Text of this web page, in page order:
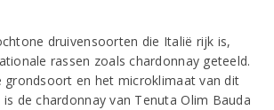
druivensoorten die Italië rijk is,
rassen zoals chardonnay geteeld.
grondsoort en het microklimaat van dit
de chardonnay van Tenuta Olim Bauda